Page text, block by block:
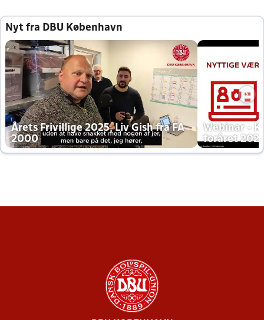
Nyt fra DBU København
Årets Frivillige 2025, Liv Gish fra FA
2000
Webinar -
foråret